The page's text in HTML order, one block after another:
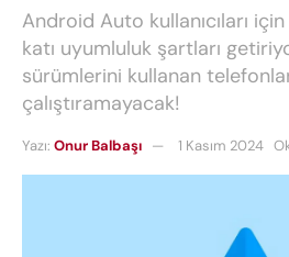
Android Auto kullanıcıları
katı uyumluluk şartları
sürümlerini kullanan
çalıştıramayacak!
Yazı: Onur Balbaşı 1 Kasım 2024